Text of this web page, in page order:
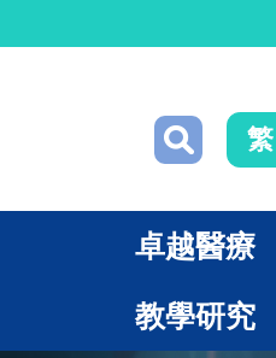
繁
卓越醫療
教學研究